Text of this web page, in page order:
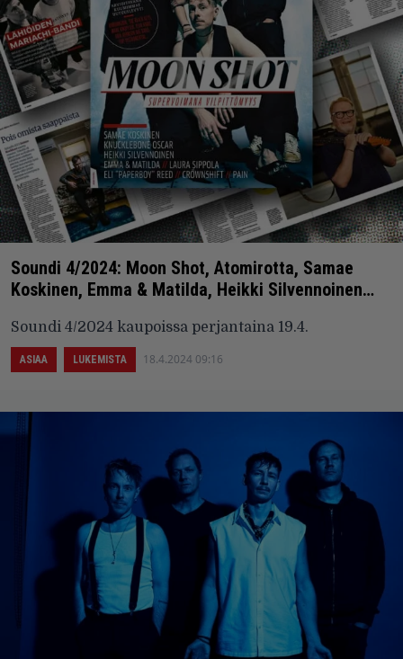
Soundi 4/2024: Moon Shot, Atomirotta, Samae
Koskinen, Emma & Matilda, Heikki Silvennoinen…
Soundi 4/2024 kaupoissa perjantaina 19.4.
ASIAA LUKEMISTA 18.4.2024 09:16